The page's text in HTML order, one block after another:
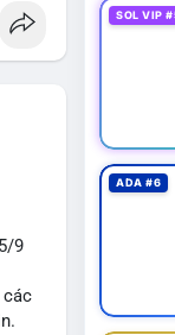
9
SOL VIP
ADA #6